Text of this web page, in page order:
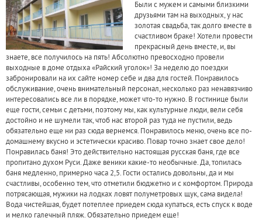
Были с мужем и самыми близкими
друзьями там на выходных, у нас
золотая свадьба, так долго вместе в
счастливом браке! Хотели провести
прекрасный день вместе, и, вы
знаете, все получилось на пять! Абсолютно превосходно провели
выходные в доме отдыха «Райский уголок»! За неделю до поездки
забронировали на их сайте номер себе и два для гостей. Понравилось
обслуживание, очень внимательный персонал, несколько раз ненавязчиво
интересовались все ли в порядке, может что-то нужно. В гостинице были
еще гости, семьи с детьми, поэтому мы, как культурные люди, вели себя
достойно и не шумели так, чтоб нас второй раз туда не пустили, ведь
обязательно еще ни раз сюда вернемся. Понравилось меню, очень все по-
домашнему вкусно и эстетически красиво. Повар точно знает свое дело!
Понравилась баня! Это действительно настоящая русская баня, где все
пропитано духом Руси. Даже веники какие-то необычные. Да, топилась
баня медленно, примерно часа 2,5. Гости остались довольны, да и мы
счастливы, особенно тем, что отметили бюджетно и с комфортом. Природа
потрясающая, мужики на лодках ловят полуметровых щук, сама видела!
Вода чистейшая, будет потеплее приедем сюда купаться, есть спуск к воде
и мелко галечный пляж. Обязательно приедем еще!